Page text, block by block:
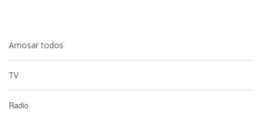
Amosar todos
TV
Radio